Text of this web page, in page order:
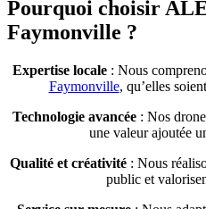
Pourquoi choisir
Faymonville ?
Expertise locale : Nous
Faymonville, qu’elles
Technologie avancée: Nos
une valeur ajoutée
Qualité et créativité: Nous
public et